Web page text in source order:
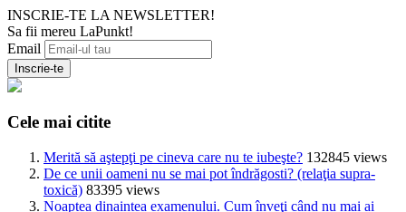
INSCRIE-TE LA NEWSLETTER!
Sa fii mereu LaPunkt!
Email
Cele mai citite
Merită să aştepţi pe cineva care nu te iubeşte? 132845 views
De ce unii oameni nu se mai pot îndrăgosti? (relaţia supra-
toxică) 83395 views
Noaptea dinaintea examenului. Cum înveţi când nu mai ai